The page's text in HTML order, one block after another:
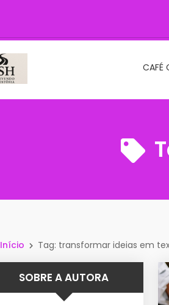
CAFÉ
Início Tag: transformar ideias em
SOBRE A AUTORA